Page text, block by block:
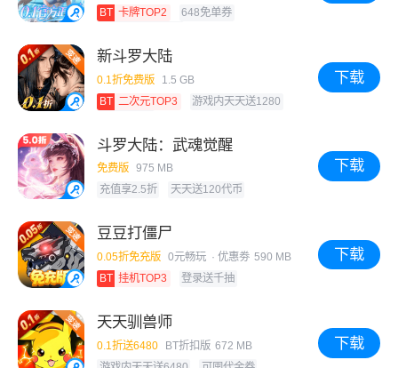
BT 卡牌TOP2
648免单券
新斗罗大陆
0.1折免费版
1.5 GB
BT 二次元TOP3
游戏内天天送1280
下载
斗罗大陆：武魂觉醒
免费版 975 MB
充值享2.5折
天天送120代币
下载
豆豆打僵尸
0.05折免充版 0元畅玩 · 优惠劵 590 MB
BT 挂机TOP3 登录送千抽
下载
天天驯兽师
0.1折送6480 BT折扣版 672 MB
下载